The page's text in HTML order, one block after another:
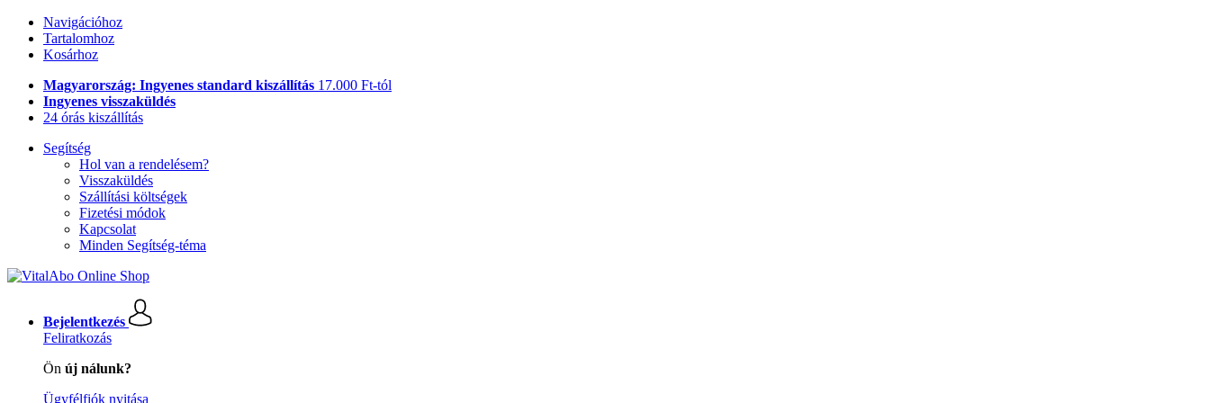
Navigációhoz
Tartalomhoz
Kosárhoz
Magyarország: Ingyenes standard kiszállítás 17.000 Ft-tól
Ingyenes visszaküldés
24 órás kiszállítás
Segítség
Hol van a rendelésem?
Visszaküldés
Szállítási költségek
Fizetési módok
Kapcsolat
Minden Segítség-téma
Bejelentkezés
Feliratkozás
Ön új nálunk?
Ügyfélfiók nyitása